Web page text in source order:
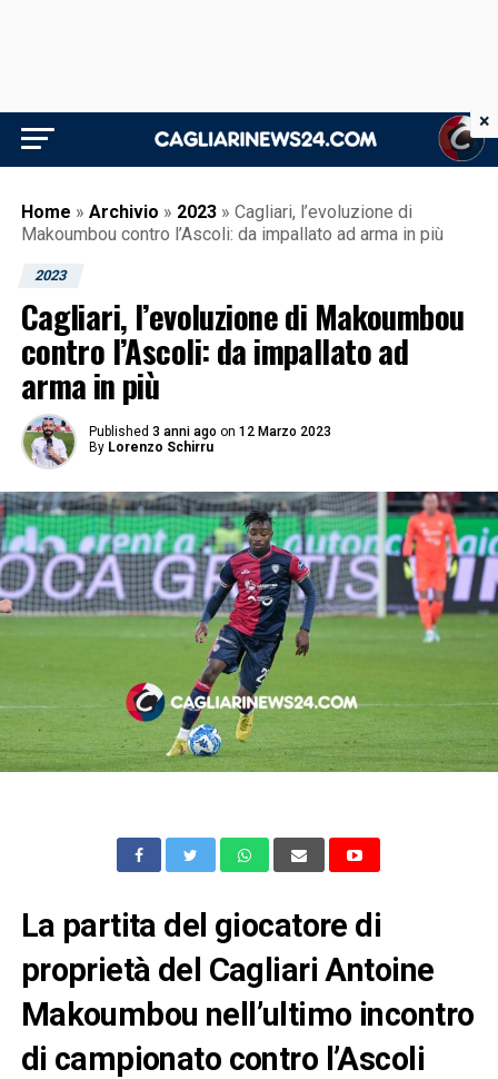
Home » Archivio » 2023 » Cagliari, l’evoluzione di
Makoumbou contro l’Ascoli: da impallato ad arma in più
2023
Cagliari, l’evoluzione di Makoumbou
contro l’Ascoli: da impallato ad
arma in più
Published 3 anni ago on 12 Marzo 2023
By Lorenzo Schirru
La partita del giocatore di
proprietà del Cagliari Antoine
Makoumbou nell’ultimo incontro
di campionato contro l’Ascoli
×